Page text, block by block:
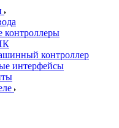
контроллер
интерфейсы